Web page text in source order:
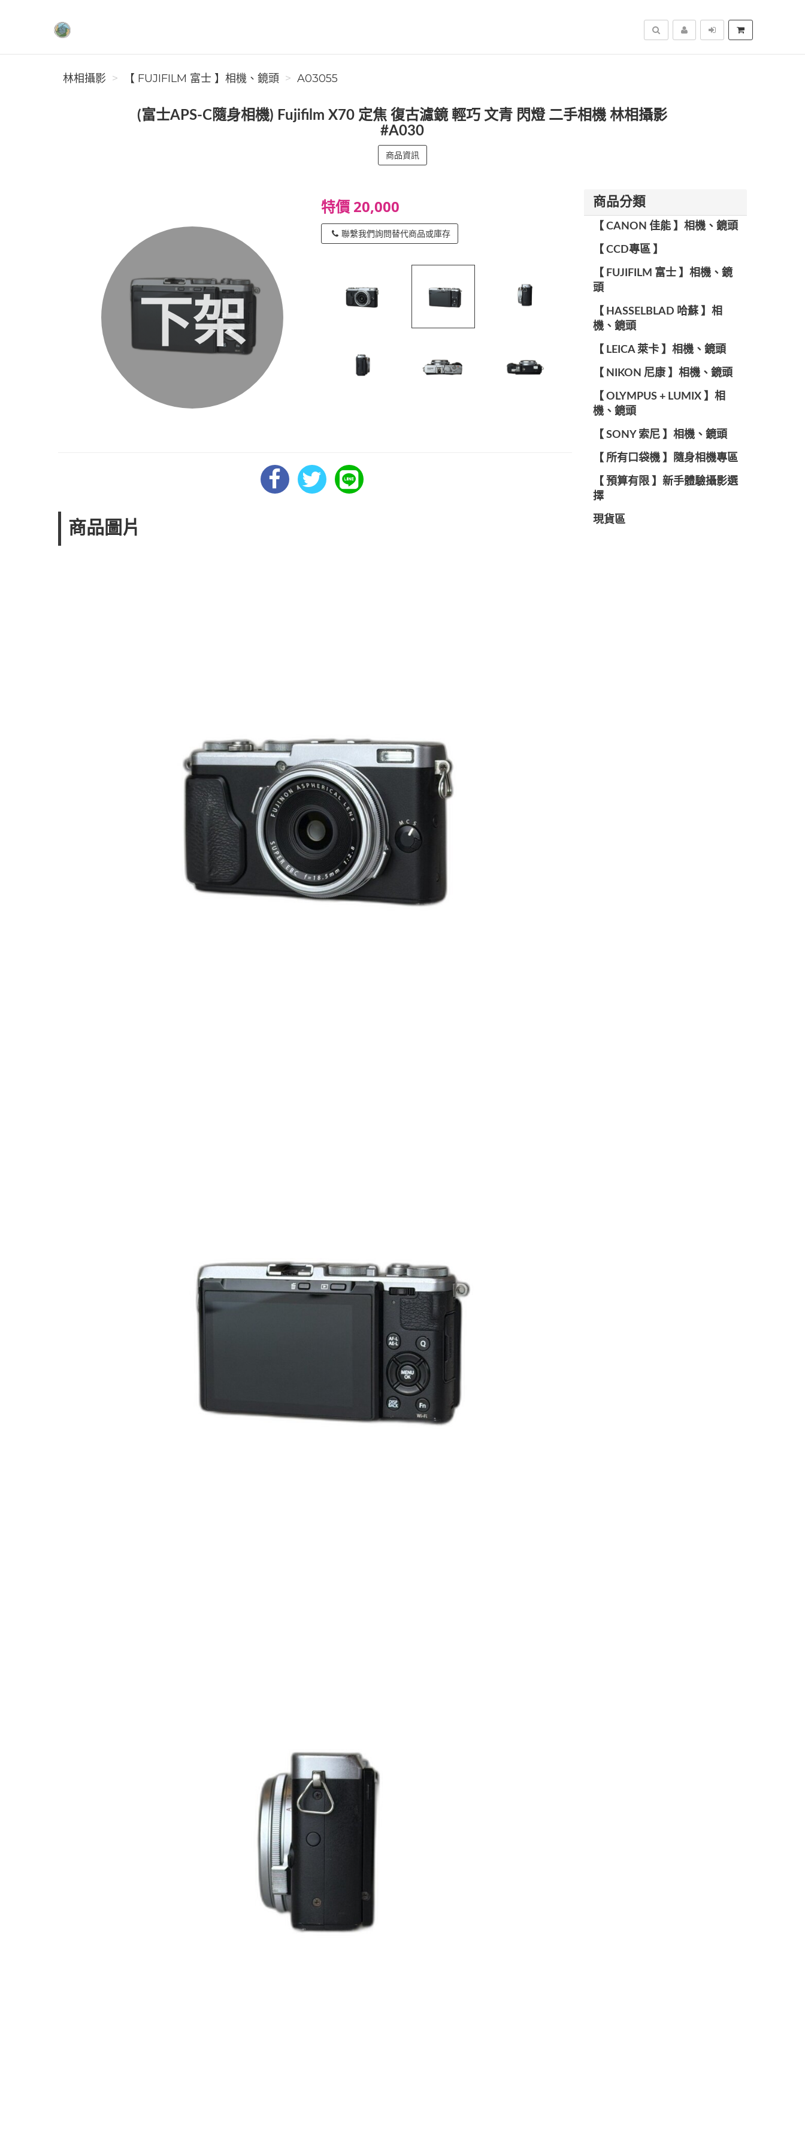
林相攝影
搜尋
林相攝影 【 FUJIFILM 富士 】相機、鏡頭 A03055
(富士APS-C隨身相機) Fujifilm X70 定焦 復古濾鏡 輕巧 文青 閃燈 二手相機 林相攝影
#A030
商品資訊
下架
特價 20,000
聯繫我們詢問替代商品或庫存
商品圖片
商品分類
【 CANON 佳能 】相機、鏡頭
【 CCD專區 】
【 FUJIFILM 富士 】相機、鏡
頭
【 HASSELBLAD 哈蘇 】相
機、鏡頭
【 LEICA 萊卡 】相機、鏡頭
【 NIKON 尼康 】相機、鏡頭
【 OLYMPUS + LUMIX 】相
機、鏡頭
【 SONY 索尼 】相機、鏡頭
【 所有口袋機 】隨身相機專區
【 預算有限 】新手體驗攝影選
擇
現貨區